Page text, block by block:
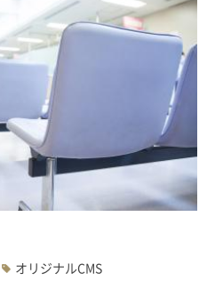
オリジナルCMS